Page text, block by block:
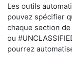
​Les outils
pouvez spécifier
chaque section
ou
pourrez